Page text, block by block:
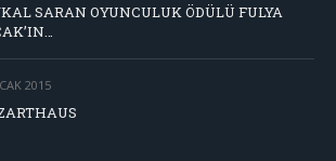
SARAN OYUNCULUK ÖDÜLÜ FULYA
2015